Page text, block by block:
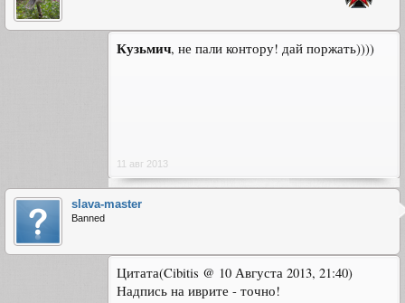
Кузьмич, не пали контору! дай поржать))))
11 авг 2013
slava-master
Banned
Цитата(Cibitis @ 10 Августа 2013, 21:40)
Надпись на иврите - точно!